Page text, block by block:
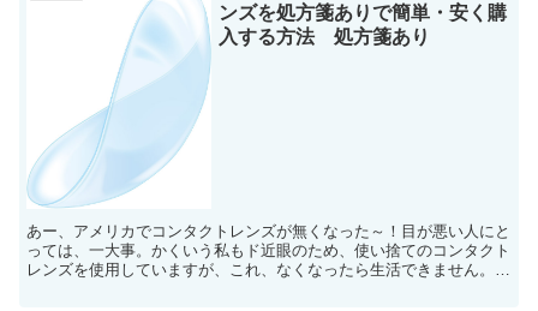
ンズを処方箋ありで簡単・安く購
入する方法 処方箋あり
あー、アメリカでコンタクトレンズが無くなった～！目が悪い人にと
っては、一大事。かくいう私もド近眼のため、使い捨てのコンタクト
レンズを使用していますが、これ、なくなったら生活できません。